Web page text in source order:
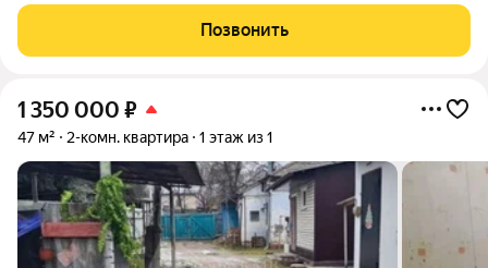
доступности школы , магазины ,Колхозный рынок, остановка
общественного транспорта .
Позвонить
1 350 000 ₽
47 м² 2-комн. квартира 1 этаж из 1